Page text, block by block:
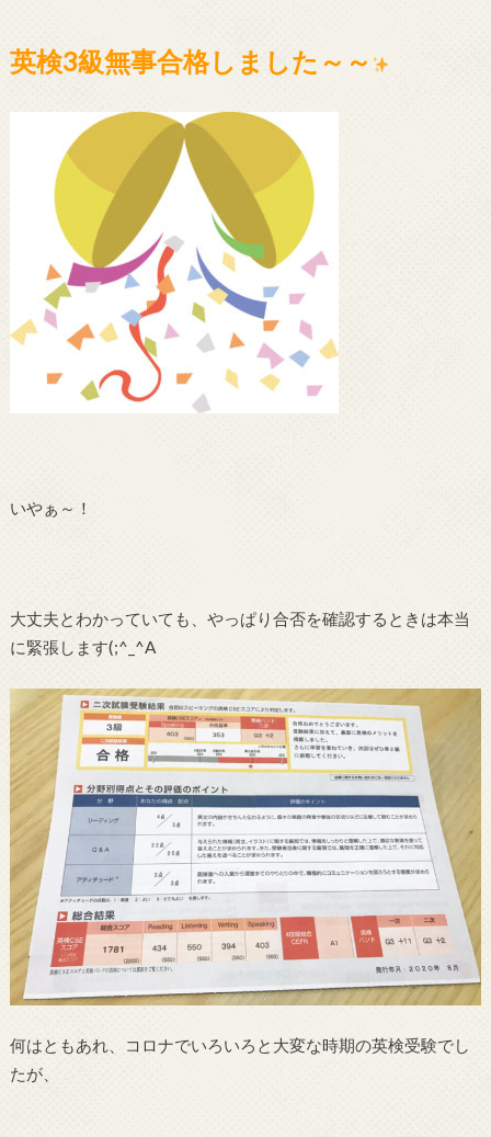
英検3級無事合格しました～～
いやぁ～！
大丈夫とわかっていても、やっぱり合否を確認するときは本当
に緊張します(;^_^A
何はともあれ、コロナでいろいろと大変な時期の英検受験でし
たが、